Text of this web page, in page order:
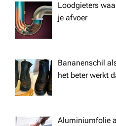
o
n
Loodgieters
je afvoer
Bananenschil
het beter werkt
Aluminiumfolie